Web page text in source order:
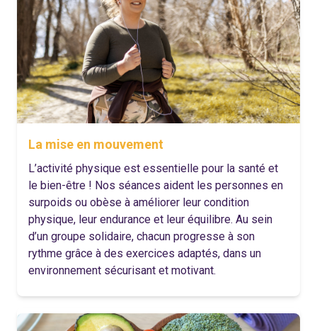
La mise en mouvement
L’activité physique est essentielle pour la santé et
le bien-être ! Nos séances aident les personnes en
surpoids ou obèse à améliorer leur condition
physique, leur endurance et leur équilibre. Au sein
d’un groupe solidaire, chacun progresse à son
rythme grâce à des exercices adaptés, dans un
environnement sécurisant et motivant.